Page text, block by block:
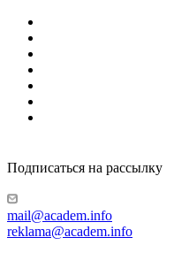
Подписаться на рассылку
mail@academ.info
reklama@academ.info